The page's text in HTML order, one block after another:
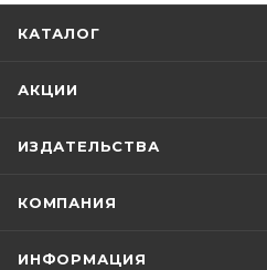
КАТАЛОГ
АКЦИИ
ИЗДАТЕЛЬСТВА
КОМПАНИЯ
ИНФОРМАЦИЯ